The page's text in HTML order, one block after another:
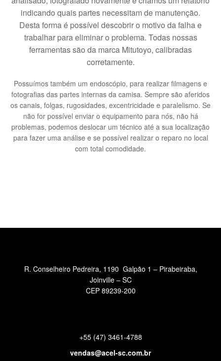
indicando quais partes necessitam de manutenção.
Desta forma é possível descobrir o motivo da falha e
trabalhar para eliminar o problema. Todas nossas
ferramentas são da marca Mitutoyo, calibradas
corretamente.
Possuímos também um endoscópio, para realizar filmagens e
fotografias das partes internas da camisa. Sempre são aferidos
os canais, folgas, rugosidades, excentricidade e paralelismo. Se
não for possível enviar o equipamento para nós, não há
problemas, podemos deslocar um técnico até a sua localização
para fazer uma análise e se possível realizar o reparo no local
com total comodidade.
R. Conselheiro Pedreira, 1190 Galpão 1 – Pirabeiraba,
Joinville – SC
CEP 89239-200
+55 (47) 3461-4788
vendas@acel-sc.com.br